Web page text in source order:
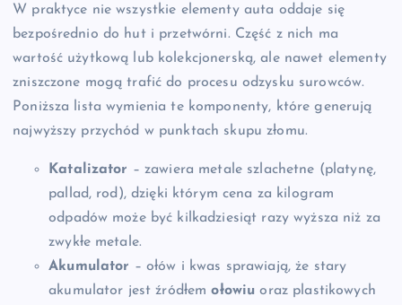
W praktyce nie wszystkie elementy auta oddaje się
bezpośrednio do hut i przetwórni. Część z nich ma
wartość użytkową lub kolekcjonerską, ale nawet elementy
zniszczone mogą trafić do procesu odzysku surowców.
Poniższa lista wymienia te komponenty, które generują
najwyższy przychód w punktach skupu złomu.
Katalizator – zawiera metale szlachetne (platynę,
pallad, rod), dzięki którym cena za kilogram
odpadów może być kilkadziesiąt razy wyższa niż za
zwykłe metale.
Akumulator – ołów i kwas sprawiają, że stary
akumulator jest źródłemołowiu oraz plastikowych